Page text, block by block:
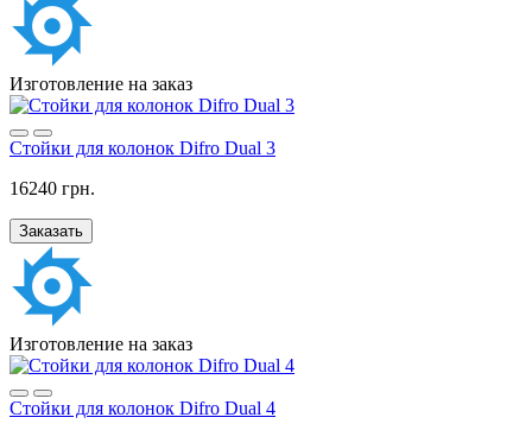
Изготовление на заказ
Стойки для колонок Difro Dual 3
16240 грн.
Заказать
Изготовление на заказ
Стойки для колонок Difro Dual 4